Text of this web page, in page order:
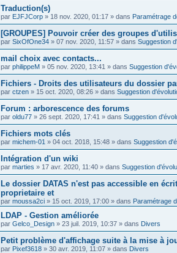
Traduction(s)
par EJFJCorp » 18 nov. 2020, 01:17 » dans Paramétrage
[GROUPES] Pouvoir créer des groupes
par SixOfOne34 » 07 nov. 2020, 11:57 » dans Suggestion
mail choix avec contacts...
par philippeM » 05 nov. 2020, 13:41 » dans Suggestion
Fichiers - Droits des utilisateurs du dossier
par ctzen » 15 oct. 2020, 08:26 » dans Suggestion
Forum : arborescence des forums
par oldu77 » 26 sept. 2020, 17:41 » dans Suggestion
Fichiers mots clés
par michem-01 » 04 oct. 2018, 15:48 » dans Suggestion
Intégration d'un wiki
par marties » 17 avr. 2020, 11:40 » dans Suggestion
Le dossier DATAS n'est pas accessible en
proprietaire et
par moussa2ci » 15 oct. 2019, 17:00 » dans Paramétrage
LDAP - Gestion améliorée
par Gelco_Design » 23 juil. 2019, 10:37 » dans Divers
Petit problème d'affichage suite à la mise à
par Pixef3618 » 30 avr. 2019, 11:07 » dans Divers